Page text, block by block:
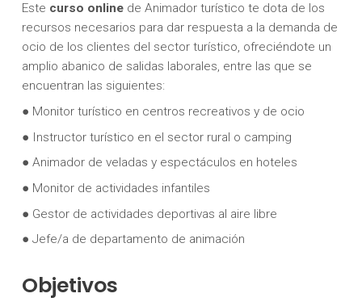
Este curso online de Animador turístico te dota de los
recursos necesarios para dar respuesta a la demanda de
ocio de los clientes del sector turístico, ofreciéndote un
amplio abanico de salidas laborales, entre las que se
encuentran las siguientes:
● Monitor turístico en centros recreativos y de ocio
● Instructor turístico en el sector rural o camping
● Animador de veladas y espectáculos en hoteles
● Monitor de actividades infantiles
● Gestor de actividades deportivas al aire libre
● Jefe/a de departamento de animación
Objetivos